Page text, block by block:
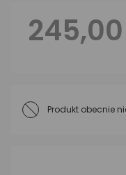
245,00
Produkt obecnie